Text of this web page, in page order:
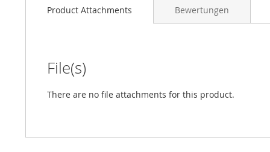
Product Attachments
File(s)
There are no file attachments for this product.
Bewertungen